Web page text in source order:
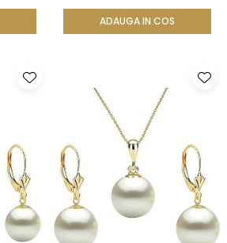
ADAUGA IN COS